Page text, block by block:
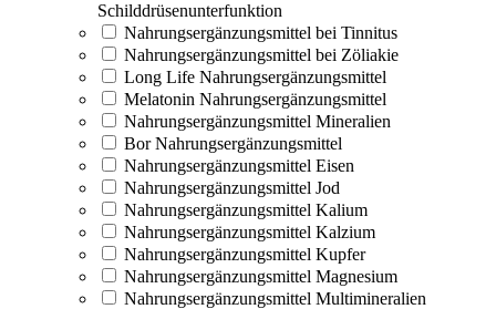
Schilddrüsenunterfunktion
Nahrungsergänzungsmittel bei Tinnitus
Nahrungsergänzungsmittel bei Zöliakie
Long Life Nahrungsergänzungsmittel
Melatonin Nahrungsergänzungsmittel
Nahrungsergänzungsmittel Mineralien
Bor Nahrungsergänzungsmittel
Nahrungsergänzungsmittel Eisen
Nahrungsergänzungsmittel Jod
Nahrungsergänzungsmittel Kalium
Nahrungsergänzungsmittel Kalzium
Nahrungsergänzungsmittel Kupfer
Nahrungsergänzungsmittel Magnesium
Nahrungsergänzungsmittel Multimineralien